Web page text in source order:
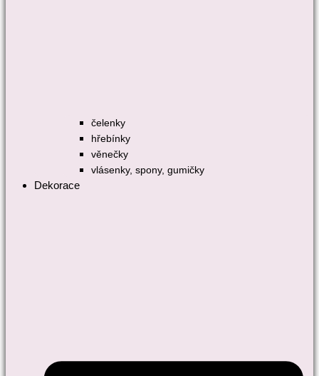
čelenky
hřebínky
věnečky
vlásenky, spony, gumičky
Dekorace